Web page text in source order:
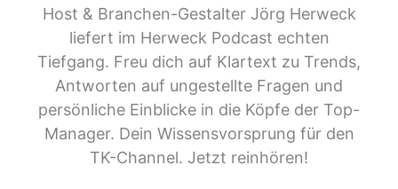
Host & Branchen-Gestalter Jörg Herweck
liefert im Herweck Podcast echten
Tiefgang. Freu dich auf Klartext zu Trends,
Antworten auf ungestellte Fragen und
persönliche Einblicke in die Köpfe der Top-
Manager. Dein Wissensvorsprung für den
TK-Channel. Jetzt reinhören!